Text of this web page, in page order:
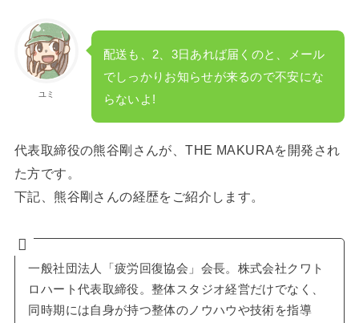
ユミ
配送も、2、3日あれば届くのと、メール
でしっかりお知らせが来るので不安にな
らないよ!
代表取締役の熊谷剛さんが、THE MAKURAを開発され
た方です。
下記、熊谷剛さんの経歴をご紹介します。
一般社団法人「疲労回復協会」会長。株式会社クワト
ロハート代表取締役。整体スタジオ経営だけでなく、
同時期には自身が持つ整体のノウハウや技術を指導